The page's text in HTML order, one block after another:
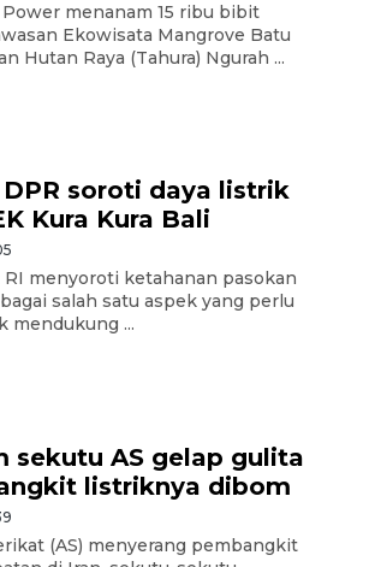
menanam 15 ribu bibit
Ekowisata Mangrove Batu
Hutan Raya (Tahura) Ngurah ...
soroti daya listrik
Kura Kura Bali
RI menyoroti ketahanan pasokan
salah satu aspek yang perlu
mendukung ...
sekutu AS gelap gulita
listriknya dibom
(AS) menyerang pembangkit